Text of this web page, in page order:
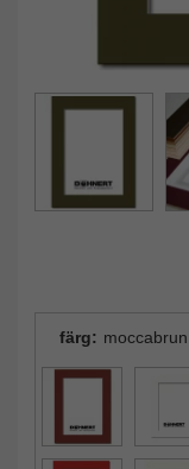
färg: moccabrun